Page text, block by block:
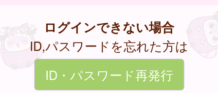
ログインできない場合
ID,パスワードを忘れた方は
ID・パスワード再発行